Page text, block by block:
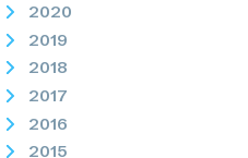
2020
2019
2018
2017
2016
2015